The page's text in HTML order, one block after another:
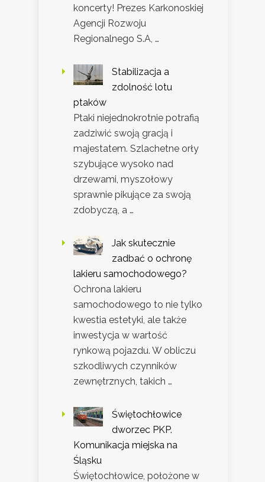
koncerty! Prezes Karkonoskiej
Agencji Rozwoju
Regionalnego S.A, …
Stabilizacja a
zdolność lotu
ptaków
Ptaki niejednokrotnie potrafią
zadziwić swoją gracją i
majestatem. Szlachetne orły
szybujące wysoko nad
drzewami, myszołowy
sprawnie pikujące za swoją
zdobyczą, a …
Jak skutecznie
zadbać o ochronę
lakieru samochodowego?
Ochrona lakieru
samochodowego to nie tylko
kwestia estetyki, ale także
inwestycja w wartość
rynkową pojazdu. W obliczu
szkodliwych czynników
zewnętrznych, takich …
Świętochłowice
dworzec PKP.
Komunikacja miejska na
Śląsku
Świętochłowice, położone w